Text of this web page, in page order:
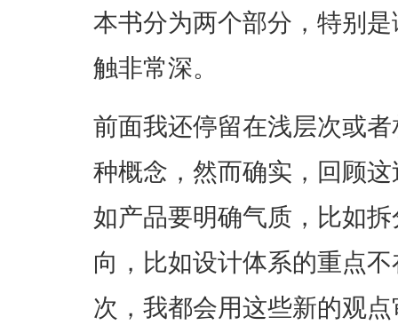
本书分为两个部分，特别
触非常深。
前面我还停留在浅层次或
种概念，然而确实，回顾
如产品要明确气质，比如
向，比如设计体系的重点
次，我都会用这些新的观